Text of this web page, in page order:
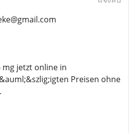
mg jetzt online in
Preisen ohne